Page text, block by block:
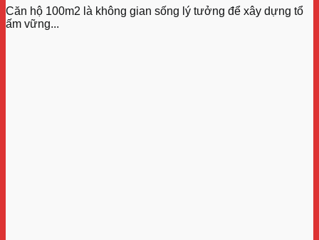
Căn hộ 100m2 là không gian sống lý tưởng để xây dựng tổ
ấm vững...